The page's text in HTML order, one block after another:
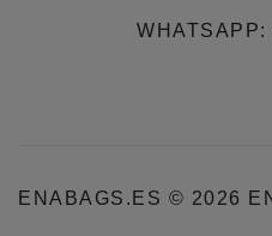
ENABAGS.ES © 2026